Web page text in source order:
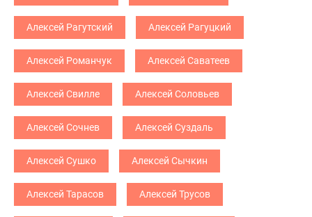
Алексей Рагутский Алексей Рагуцкий
Алексей Романчук Алексей Саватеев
Алексей Свилле Алексей Соловьев
Алексей Сочнев Алексей Суздаль
Алексей Сушко Алексей Сычкин
Алексей Тарасов Алексей Трусов